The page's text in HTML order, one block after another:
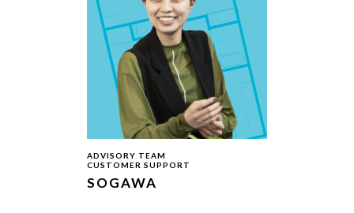
ADVISORY TEAM
CUSTOMER SUPPORT
SOGAWA